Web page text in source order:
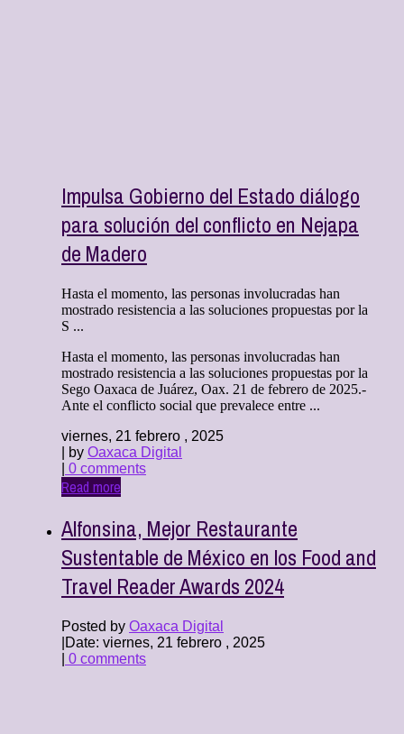
Impulsa Gobierno del Estado diálogo
para solución del conflicto en Nejapa
de Madero
Hasta el momento, las personas involucradas han
mostrado resistencia a las soluciones propuestas por la
S ...
Hasta el momento, las personas involucradas han
mostrado resistencia a las soluciones propuestas por la
Sego Oaxaca de Juárez, Oax. 21 de febrero de 2025.-
Ante el conflicto social que prevalece entre ...
viernes, 21 febrero , 2025
| by Oaxaca Digital
0 comments
Read more
Alfonsina, Mejor Restaurante
Sustentable de México en los Food and
Travel Reader Awards 2024
Posted by Oaxaca Digital
Date: viernes, 21 febrero , 2025
0 comments